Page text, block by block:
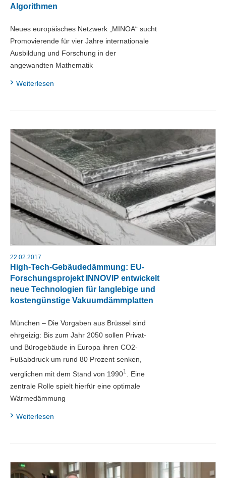
Algorithmen
Neues europäisches Netzwerk „MINOA“ sucht
Promovierende für vier Jahre internationale
Ausbildung und Forschung in der
angewandten Mathematik
Weiterlesen
22.02.2017
High-Tech-Gebäudedämmung: EU-
Forschungsprojekt INNOVIP entwickelt
neue Technologien für langlebige und
kostengünstige Vakuumdämmplatten
München – Die Vorgaben aus Brüssel sind
ehrgeizig: Bis zum Jahr 2050 sollen Privat-
und Bürogebäude in Europa ihren CO2-
Fußabdruck um rund 80 Prozent senken,
verglichen mit dem Stand von 19901
. Eine
zentrale Rolle spielt hierfür eine optimale
Wärmedämmung
Weiterlesen